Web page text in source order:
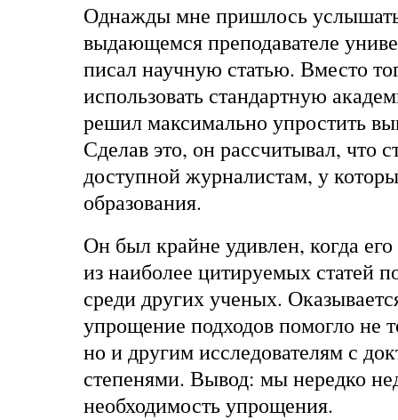
Однажды мне пришлось
выдающемся преподавателе
писал научную статью. Вместо
использовать стандартную
решил максимально упростить
Сделав это, он рассчитывал, что
доступной журналистам, у
образования.
Он был крайне удивлен, когда его
из наиболее цитируемых статей
среди других ученых.
упрощение подходов помогло не
но и другим исследователям с
степенями. Вывод: мы нередко
необходимость упрощения.